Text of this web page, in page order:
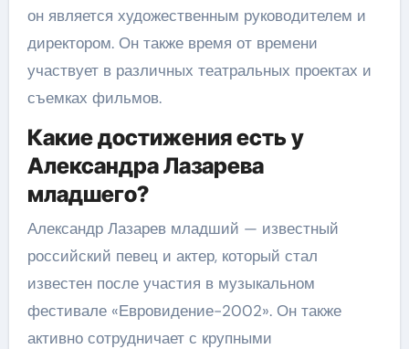
он является художественным руководителем и
директором. Он также время от времени
участвует в различных театральных проектах и
съемках фильмов.
Какие достижения есть у
Александра Лазарева
младшего?
Александр Лазарев младший — известный
российский певец и актер, который стал
известен после участия в музыкальном
фестивале «Евровидение-2002». Он также
активно сотрудничает с крупными